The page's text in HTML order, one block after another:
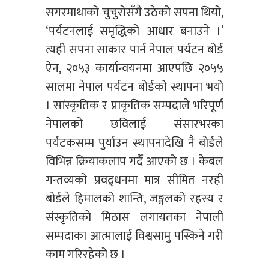
सगरमाथाको चुचुरोसँगै उठेको सपना थियो,
‘पर्यटनलाई समृद्धिको आधार बनाउने ।’
त्यही सपना साकार पार्न नेपाल पर्यटन बोर्ड
ऐन, २०५३ कार्यान्वयनमा आएपछि २०५५
सालमा नेपाल पर्यटन बोर्डको स्थापना भयो
। सांस्कृतिक र प्राकृतिक सम्पदाले भरिपूर्ण
नेपालको छविलाई संसारभरका
पर्यटकसम्म पुर्याउन स्थापनादेखि नै बोर्डले
विभिन्न क्रियाकलाप गर्दै आएको छ । केबल
गन्तव्यको प्रवद्र्धनमा मात्र सीमित नरही
बोर्डले हिमालको शान्ति, जङ्गलको रहस्य र
संस्कृतिको मिठास लगायतका नेपाली
सम्पदाका आत्मालाई विश्वसामु पस्किने गरी
काम गरिरहेको छ ।